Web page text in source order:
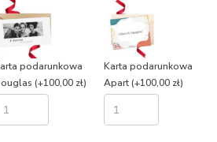
podarunkowa
(+100,00 zł)
Karta podarunkowa
Apart(+100,00 zł)